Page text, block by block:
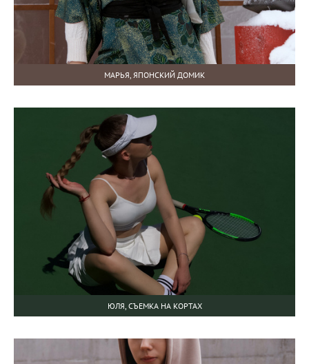
МАРЬЯ, ЯПОНСКИЙ ДОМИК
ЮЛЯ, СЪЕМКА НА КОРТАХ